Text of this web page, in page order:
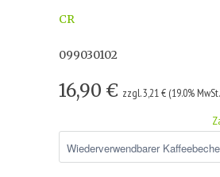
CR
099030102
16,90 € zzgl. 3,21 € (19.0%